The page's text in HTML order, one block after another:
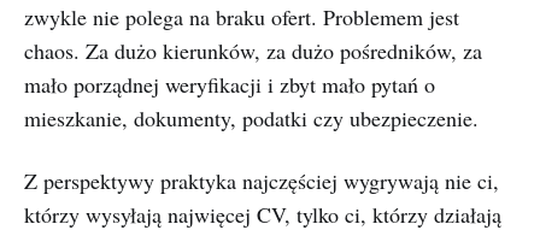
zwykle nie polega na braku ofert. Problemem jest
chaos. Za dużo kierunków, za dużo pośredników, za
mało porządnej weryfikacji i zbyt mało pytań o
mieszkanie, dokumenty, podatki czy ubezpieczenie.
Z perspektywy praktyka najczęściej wygrywają nie ci,
którzy wysyłają najwięcej CV, tylko ci, którzy działają